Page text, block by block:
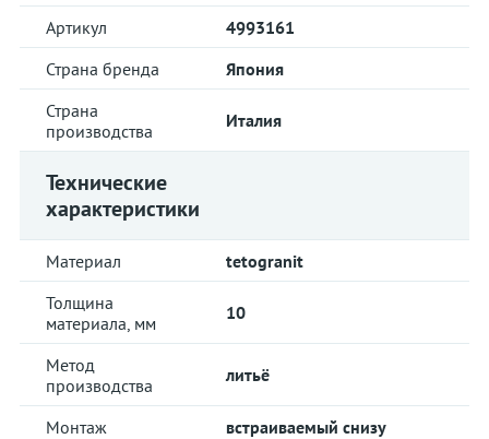
Артикул
4993161
Страна бренда
Япония
Страна
производства
Италия
Технические
характеристики
Материал
tetogranit
Толщина
материала, мм
10
Метод
производства
литьё
Монтаж
встраиваемый снизу